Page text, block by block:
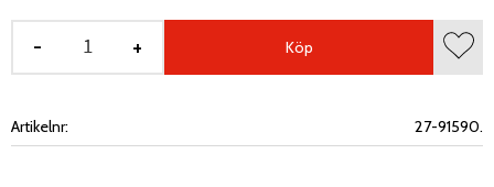
+
- Köp
Artikelnr 27-91590.